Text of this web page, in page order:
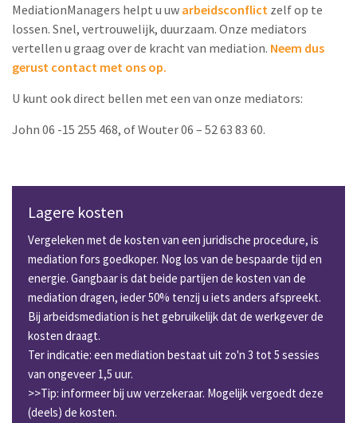
MediationManagers helpt u uw arbeidsconflict zelf op te
lossen. Snel, vertrouwelijk, duurzaam. Onze mediators
vertellen u graag over de kracht van mediation. Neem dus
gerust contact met ons op.
U kunt ook direct bellen met een van onze mediators:
John 06 -15 255 468, of Wouter 06 – 52 63 83 60.
Lagere kosten
Vergeleken met de kosten van een juridische procedure, is
mediation fors goedkoper. Nog los van de bespaarde tijd en
energie. Gangbaar is dat beide partijen de kosten van de
mediation dragen, ieder 50% tenzij u iets anders afspreekt.
Bij arbeidsmediation is het gebruikelijk dat de werkgever de
kosten draagt.
Ter indicatie: een mediation bestaat uit zo'n 3 tot 5 sessies
van ongeveer 1,5 uur.
>>Tip: informeer bij uw verzekeraar. Mogelijk vergoedt deze
(deels) de kosten.